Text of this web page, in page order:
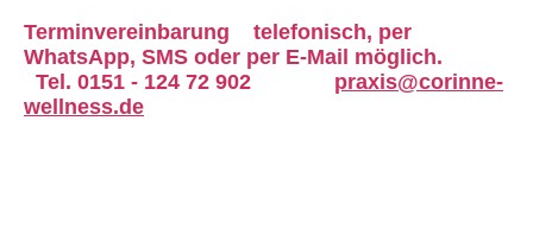
Terminvereinbarung telefonisch, per
WhatsApp, SMS oder per E-Mail möglich.
Tel. 0151 - 124 72 902 praxis@corinne-
wellness.de